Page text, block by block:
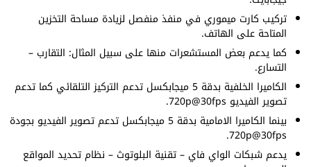
تركيب كارت ميموري في منفذ منفصل لزيادة مساحة التخزين
المتاحة على الهاتف.
كما يدعم بعض المستشعرات منها على سبيل المثال: التقارب –
التسارع.
الكاميرا الخلفية بدقة 5 ميجابكسل تدعم التركيز التلقائي كما تدعم
تصوير الفيديو 720p@30fps.
بينما الكاميرا الامامية بدقة 5 ميجابكسل تدعم تصوير الفيديو بجودة
720p@30fps.
يدعم شبكات الواي فاي – تقنية البلوتوث – نظام تحديد المواقع